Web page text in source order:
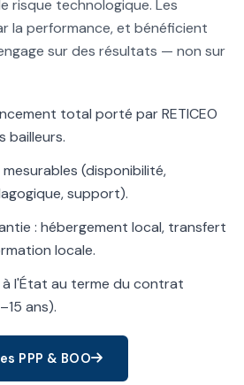
risque technologique. Les
la performance, et bénéficient
sur des résultats — non sur
total porté par RETICEO
bailleurs.
(disponibilité,
support).
: hébergement local, transfert
locale.
l'État au terme du contrat
ans).
PPP & BOO